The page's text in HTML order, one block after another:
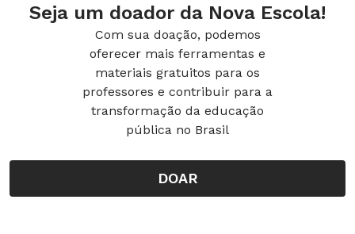
Confira a lista completa em abr.ai/mais-lidos
3 enroscos para o SNE sair do papel
. 25 de junho é
Seja um doador da Nova Escola!
Com sua doação, podemos
oferecer mais ferramentas e
materiais gratuitos para os
professores e contribuir para a
transformação da educação
pública no Brasil
DOAR